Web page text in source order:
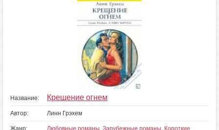
Название: Крещение огнем
Автор: Линн Грэхем
Жанр: Любовные романы, Зарубежные романы, Короткие